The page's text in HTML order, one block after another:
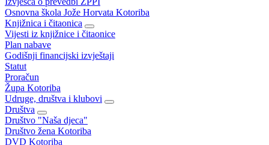
Osnovna škola Jože Horvata Kotoriba
Knjižnica i čitaonica
Vijesti iz knjižnice i čitaonice
Plan nabave
Godišnji financijski izvještaji
Statut
Proračun
Župa Kotoriba
Udruge, društva i klubovi
Društva
Društvo "Naša djeca"
Društvo žena Kotoriba
DVD Kotoriba